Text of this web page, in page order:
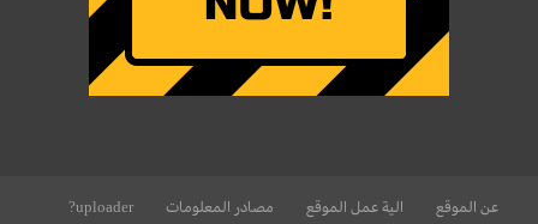
عن الموقع الية عمل الموقع مصادر المعلومات
uploader?